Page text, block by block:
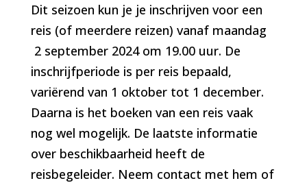
Dit seizoen kun je je inschrijven voor een
reis (of meerdere reizen) vanaf maandag
2 september 2024 om 19.00 uur. De
inschrijfperiode is per reis bepaald,
variërend van 1 oktober tot 1 december.
Daarna is het boeken van een reis vaak
nog wel mogelijk. De laatste informatie
over beschikbaarheid heeft de
reisbegeleider. Neem contact met hem of